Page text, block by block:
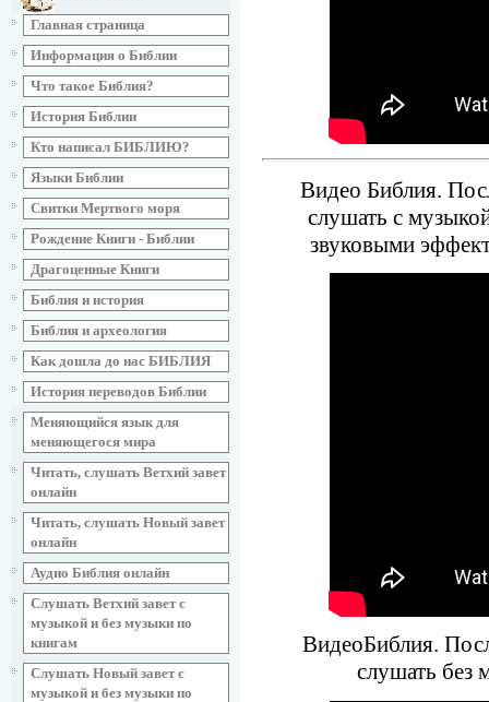
Главная страница
Информация о Библии
Что такое Библия?
История Библии
Кто написал БИБЛИЮ?
Языки Библии
Свитки Мертвого моря
Рождение Книги - Библии
Драгоценные Книги
Библия и история
Библия и археология
Как дошла до нас БИБЛИЯ
История переводов Библии
Меняющийся язык для
меняющегося мира
Читать, слушать Ветхий завет
онлайн
Читать, слушать Новый завет
онлайн
Аудио Библия онлайн
Слушать Ветхий завет с
музыкой и без музыки по
книгам
Слушать Новый завет с
музыкой и без музыки по
Видео Библия.
слушать с
звуковыми
ВидеоБиблия.
слушать без